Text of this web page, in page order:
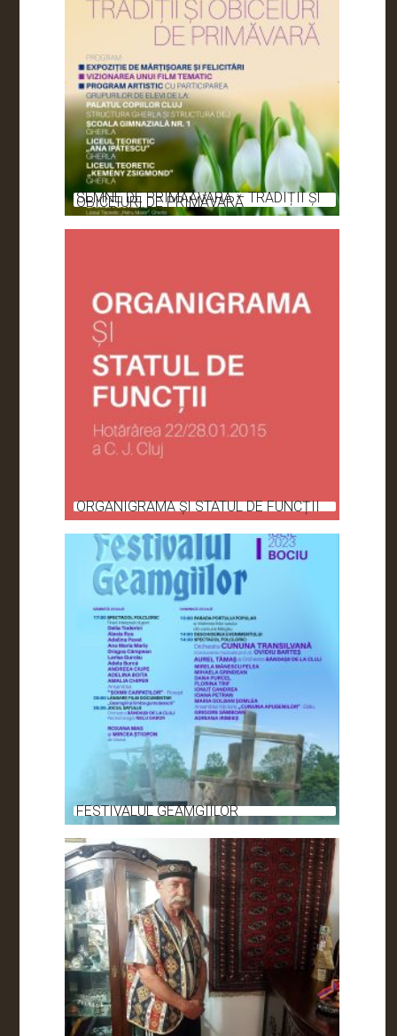
SEMNE DE PRIMĂĂVARĂ – TRADIȚII ȘI
OBICEIURI DE PRIMĂVARĂ
ORGANIGRAMA ȘI STATUL DE FUNCȚII
FESTIVALUL GEAMGIILOR